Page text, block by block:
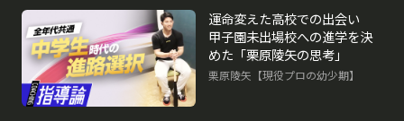
運命変えた高校での出会い
甲子園未出場校への進学を決
めた「栗原陵矢の思考」
栗原陵矢【現役プロの幼少期】